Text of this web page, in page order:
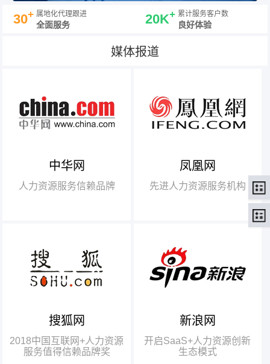
30+ 属地化代理跟进
全面服务 20K+ 累计服务客户数
良好体验
媒体报道
中华网
人力资源服务信赖品牌
【腾讯】“2018中国互联网
+行业领军企业奖”
【瑞方】“2018中国互联网
+人力资源服务值得信赖品牌奖”。
凤凰网
先进人力资源服务机构
搜狐网
2018中国互联网+人力资源
服务值得信赖品牌奖
瑞方人力获得人力资源行业唯
一奖项——“2018中国互联网+人
力资源服务值得信赖品牌奖”
新浪网
开启SaaS+人力资源创新
生态模式